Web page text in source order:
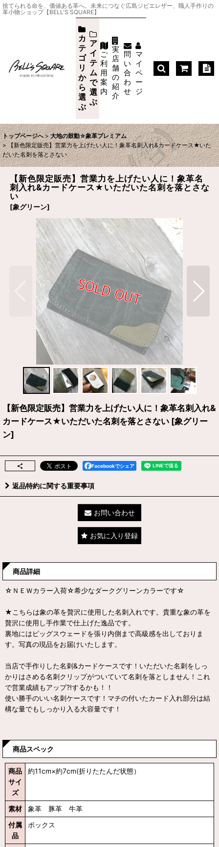
捨てられる命を、価値ある革へ。未来につなぐ広島ジビエレザー、職人手作りの
革小物ショップ【BELL'S SQUARE】
カ
テ
ゴ
リ
か
ら
選
ぶ
ア
イ
テ
ム
で
選
ぶ
ご
利
用
案
内
実
店
舗
の
紹
介
問
い
合
わ
せ
マ
イ
ペ
ー
ジ
トップページへ > 大地の鼓動☆象革プレミアム
> 【新色限定販売】営業力を上げたい人に！象革名刺入れ&カードケース★いた
だいた名刺を落とさない
【新色限定販売】営業力を上げたい人に！象革名
刺入れ&カードケース★いただいた名刺を落とさな
い
[象グリーン]
【新色限定販売】営業力を上げたい人に！象革名刺入れ&
カードケース★いただいた名刺を落とさない [象グリー
ン]
Facebookでシェア
返品特約に関する重要事項
お問い合わせ
お気に入り登録
商品詳細
☆ＮＥＷカラー入荷☆希少なダークグリーンカラーです☆
★こちらは象の革を贅沢に使用した名刺入れです。貴重な象の革を
贅沢に使用し手作業で仕上げた逸品です。
裏地にはピッグスウェードを張り内側まで高級感を出しておりま
す。写真の現品をお届けいたします。
当店で手作りした名刺&カードケースです！いただいた名刺をしっ
かりはさめる名刺クリップがついていて名刺を落としません！これ
で営業成績もアップ?!するかも！！
使い勝手のいい名刺ケースです！マチの付いたカード入れ部分は結
構な量でもしっかり入る大容量です！
商品スペック
商品
サイ
ズ
約11cm×約7cm(折りたたんだ状態）
素材
象革 豚革 牛革
付属
品
ボックス